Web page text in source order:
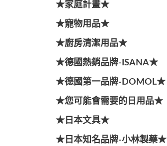
★家庭計畫★
★寵物用品★
★廚房清潔用品★
★德國熱銷品牌-ISANA★
★德國第一品牌-DOMOL★
★您可能會需要的日用品★
★日本文具★
★日本知名品牌-小林製藥★